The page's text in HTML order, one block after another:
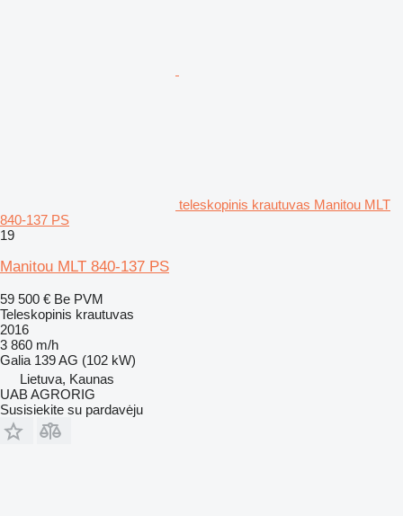
teleskopinis krautuvas Manitou MLT
840-137 PS
19
Manitou MLT 840-137 PS
59 500 € Be PVM
Teleskopinis krautuvas
2016
3 860 m/h
Galia 139 AG (102 kW)
Lietuva, Kaunas
UAB AGRORIG
Susisiekite su pardavėju